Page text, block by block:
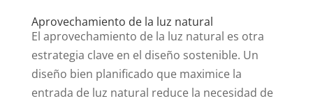
Aprovechamiento de la luz natural
El aprovechamiento de la luz natural es otra
estrategia clave en el diseño sostenible. Un
diseño bien planificado que maximice la
entrada de luz natural reduce la necesidad de